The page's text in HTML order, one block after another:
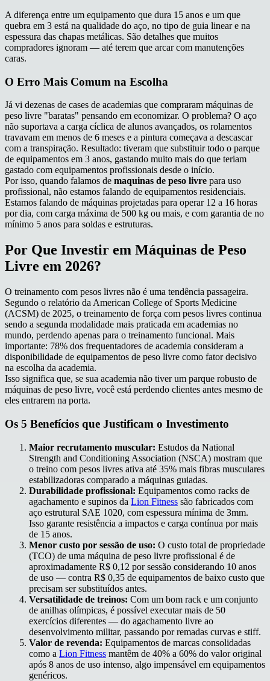
A diferença entre um equipamento que dura 15 anos e um que
quebra em 3 está na qualidade do aço, no tipo de guia linear e na
espessura das chapas metálicas. São detalhes que muitos
compradores ignoram — até terem que arcar com manutenções
caras.
O Erro Mais Comum na Escolha
Já vi dezenas de cases de academias que compraram máquinas de
peso livre "baratas" pensando em economizar. O problema? O aço
não suportava a carga cíclica de alunos avançados, os rolamentos
travavam em menos de 6 meses e a pintura começava a descascar
com a transpiração. Resultado: tiveram que substituir todo o parque
de equipamentos em 3 anos, gastando muito mais do que teriam
gastado com equipamentos profissionais desde o início.
Por isso, quando falamos de maquinas de peso livre para uso
profissional, não estamos falando de equipamentos residenciais.
Estamos falando de máquinas projetadas para operar 12 a 16 horas
por dia, com carga máxima de 500 kg ou mais, e com garantia de no
mínimo 5 anos para soldas e estruturas.
Por Que Investir em Máquinas de Peso
Livre em 2026?
O treinamento com pesos livres não é uma tendência passageira.
Segundo o relatório da American College of Sports Medicine
(ACSM) de 2025, o treinamento de força com pesos livres continua
sendo a segunda modalidade mais praticada em academias no
mundo, perdendo apenas para o treinamento funcional. Mais
importante: 78% dos frequentadores de academia consideram a
disponibilidade de equipamentos de peso livre como fator decisivo
na escolha da academia.
Isso significa que, se sua academia não tiver um parque robusto de
máquinas de peso livre, você está perdendo clientes antes mesmo de
eles entrarem na porta.
Os 5 Benefícios que Justificam o Investimento
Maior recrutamento muscular: Estudos da National
Strength and Conditioning Association (NSCA) mostram que
o treino com pesos livres ativa até 35% mais fibras musculares
estabilizadoras comparado a máquinas guiadas.
Durabilidade profissional: Equipamentos como racks de
agachamento e supinos da Lion Fitness são fabricados com
aço estrutural SAE 1020, com espessura mínima de 3mm.
Isso garante resistência a impactos e carga contínua por mais
de 15 anos.
Menor custo por sessão de uso: O custo total de propriedade
(TCO) de uma máquina de peso livre profissional é de
aproximadamente R$ 0,12 por sessão considerando 10 anos
de uso — contra R$ 0,35 de equipamentos de baixo custo que
precisam ser substituídos antes.
Versatilidade de treinos: Com um bom rack e um conjunto
de anilhas olímpicas, é possível executar mais de 50
exercícios diferentes — do agachamento livre ao
desenvolvimento militar, passando por remadas curvas e stiff.
Valor de revenda: Equipamentos de marcas consolidadas
como a Lion Fitness mantêm de 40% a 60% do valor original
após 8 anos de uso intenso, algo impensável em equipamentos
genéricos.